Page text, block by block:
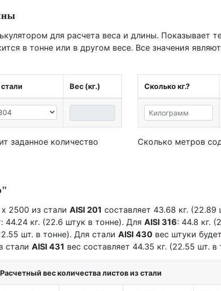
для расчета веса и длины. Показывает
в тонне или в другом весе. Все значения
Вес (кг.)
заданное количество
Сколько кг.?
Сколько метров
2500 из стали AISI 201 составляет 43.68 кг.
44.24 кг. (22.6 штук в тонне). Для AISI 316: 44.8 кг.
шт. в тонне). Для стали AISI 430 вес штуки
стали AISI 431 вес составляет 44.35 кг. (22.55 шт. в
Расчетный вес количества листов из стали